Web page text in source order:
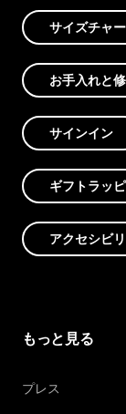
サイズチャ
お手入れと
サインイン
ギフトラッ
アクセシビ
もっと見る
プレス